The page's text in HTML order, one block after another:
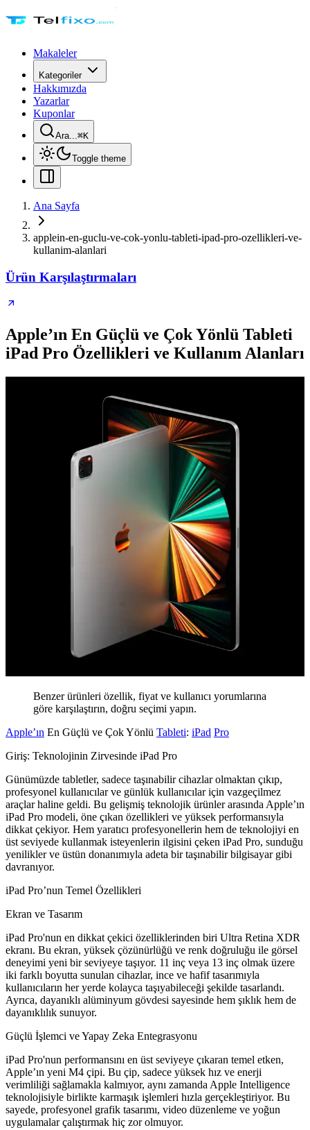
Makaleler
Kategoriler
Hakkımızda
Yazarlar
Kuponlar
Ara...⌘K
Toggle theme
Ana Sayfa
applein-en-guclu-ve-cok-yonlu-tableti-ipad-pro-ozellikleri-ve-
kullanim-alanlari
Ürün Karşılaştırmaları
Apple’ın En Güçlü ve Çok Yönlü Tableti
iPad Pro Özellikleri ve Kullanım Alanları
Benzer ürünleri özellik, fiyat ve kullanıcı yorumlarına
göre karşılaştırın, doğru seçimi yapın.
Apple’ın En Güçlü ve Çok Yönlü Tableti: iPad Pro
Giriş: Teknolojinin Zirvesinde iPad Pro
Günümüzde tabletler, sadece taşınabilir cihazlar olmaktan çıkıp,
profesyonel kullanıcılar ve günlük kullanıcılar için vazgeçilmez
araçlar haline geldi. Bu gelişmiş teknolojik ürünler arasında Apple’ın
iPad Pro modeli, öne çıkan özellikleri ve yüksek performansıyla
dikkat çekiyor. Hem yaratıcı profesyonellerin hem de teknolojiyi en
üst seviyede kullanmak isteyenlerin ilgisini çeken iPad Pro, sunduğu
yenilikler ve üstün donanımıyla adeta bir taşınabilir bilgisayar gibi
davranıyor.
iPad Pro’nun Temel Özellikleri
Ekran ve Tasarım
iPad Pro'nun en dikkat çekici özelliklerinden biri Ultra Retina XDR
ekranı. Bu ekran, yüksek çözünürlüğü ve renk doğruluğu ile görsel
deneyimi yeni bir seviyeye taşıyor. 11 inç veya 13 inç olmak üzere
iki farklı boyutta sunulan cihazlar, ince ve hafif tasarımıyla
kullanıcıların her yerde kolayca taşıyabileceği şekilde tasarlandı.
Ayrıca, dayanıklı alüminyum gövdesi sayesinde hem şıklık hem de
dayanıklılık sunuyor.
Güçlü İşlemci ve Yapay Zeka Entegrasyonu
iPad Pro'nun performansını en üst seviyeye çıkaran temel etken,
Apple’ın yeni M4 çipi. Bu çip, sadece yüksek hız ve enerji
verimliliği sağlamakla kalmıyor, aynı zamanda Apple Intelligence
teknolojisiyle birlikte karmaşık işlemleri hızla gerçekleştiriyor. Bu
sayede, profesyonel grafik tasarımı, video düzenleme ve yoğun
uygulamalar çalıştırmak hiç zor olmuyor.